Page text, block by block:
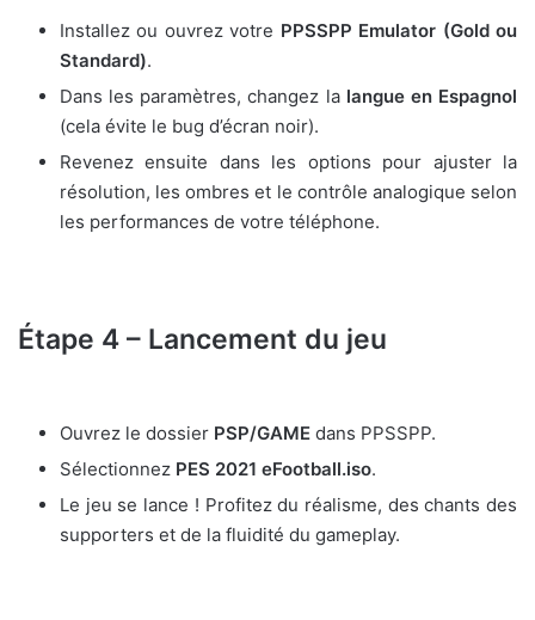
Installez ou ouvrez votre PPSSPP Emulator (Gold ou
Standard).
Dans les paramètres, changez la langue en Espagnol
(cela évite le bug d’écran noir).
Revenez ensuite dans les options pour ajuster la
résolution, les ombres et le contrôle analogique selon
les performances de votre téléphone.
Étape 4 – Lancement du jeu
Ouvrez le dossier PSP/GAME dans PPSSPP.
Sélectionnez PES 2021 eFootball.iso.
Le jeu se lance ! Profitez du réalisme, des chants des
supporters et de la fluidité du gameplay.